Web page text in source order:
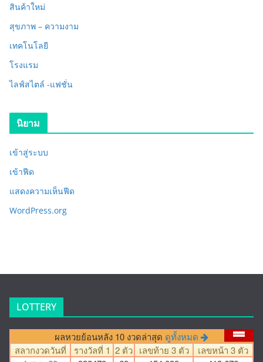
สินค้าใหม่
สุขภาพ – ความงาม
เทคโนโลยี
โรงแรม
ไลฟ์สไตล์ -แฟชั่น
นิยาม
เข้าสู่ระบบ
เข้าฟีด
แสดงความเห็นฟีด
WordPress.org
LOTTERY